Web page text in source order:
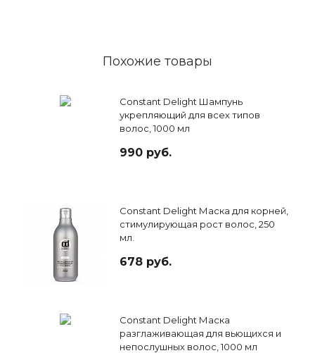
Похожие товары
Constant Delight Шампунь
укрепляющий для всех типов
волос, 1000 мл
990 руб.
Constant Delight Маска для корней,
стимулирующая рост волос, 250
мл.
678 руб.
Constant Delight Маска
разглаживающая для вьющихся и
непослушных волос, 1000 мл